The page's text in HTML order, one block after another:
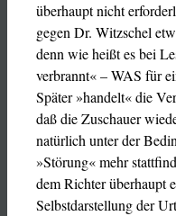
überhaupt nicht
gegen Dr. Witzschel
denn wie heißt es bei
verbrannt« – WAS für
Später »handelt« die
daß die Zuschauer
natürlich unter der
»Störung« mehr
dem Richter überhaupt
Selbstdarstellung der